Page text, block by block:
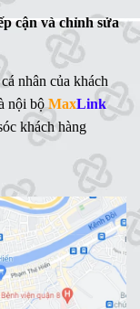
cận và chỉnh sửa
nhân của khách
nội bộMaxLink
khách hàng